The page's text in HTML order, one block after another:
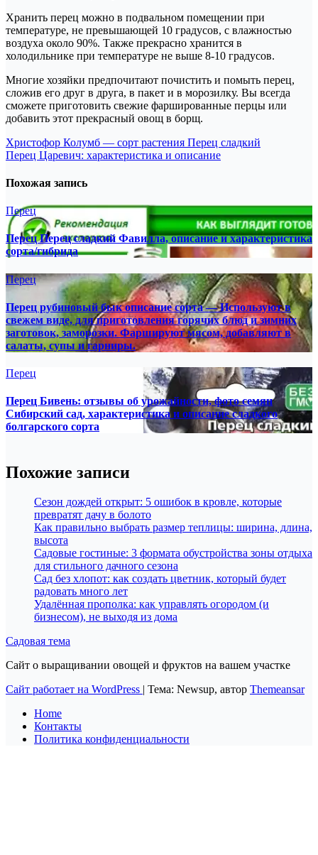
Хранить перец можно в подвальном помещении при
температуре, не превышающей 10 градусов, с влажностью
воздуха около 90%. Также прекрасно хранится в
холодильнике при температуре не выше 8-10 градусов.
Многие хозяйки предпочитают почистить и помыть перец,
сложив его друг в друга, в пакет и в морозилку. Вы всегда
сможете приготовить свежие фаршированные перцы или
добавить этот прекрасный овощ в борщ.
Навигация
по
записям
Христофор Колумб — сорт растения Перец сладкий
Перец Царевич: характеристика и описание
Похожая запись
Перец
Перец Перец сладкий Фавилла, описание и характеристика
сорта/гибрида
Перец
Перец рубиновый бык описание сорта — Используют в
свежем виде, для приготовления горячих блюд и зимних
заготовок, заморозки. Фаршируют мясом, добавляют в
салаты, супы и гарниры.
Перец
Перец Бивень: отзывы об урожайности, фото семян
Сибирский сад, характеристика и описание сладкого
болгарского сорта
Похожие записи
Сезон дождей открыт: 5 ошибок в кровле, которые
превратят дачу в болото
Как правильно выбрать размер теплицы: ширина, длина,
высота
Садовые гостиные: 3 формата обустройства зоны отдыха
для стильного дачного сезона
Сад без хлопот: как создать цветник, который будет
радовать много лет
Удалённая прополка: как управлять огородом (и
бизнесом), не выходя из дома
Садовая тема
Сайт о выращивании овощей и фруктов на вашем участке
Сайт работает на WordPress | Тема: Newsup, автор Themeansar
Home
Контакты
Политика конфиденциальности